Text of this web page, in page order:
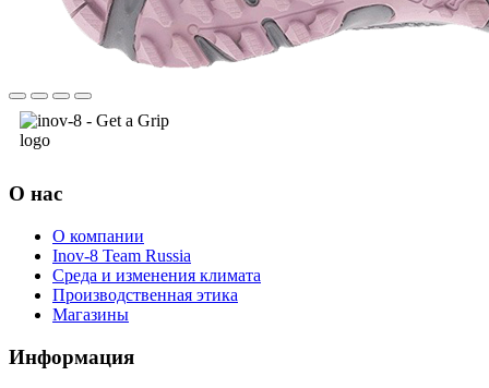
О нас
О компании
Inov-8 Team Russia
Среда и изменения климата
Производственная этика
Магазины
Информация